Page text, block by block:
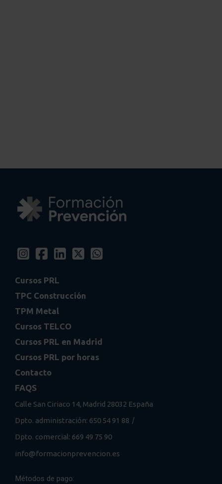
Cursos PRL
TPC Construcción
TPM Metal
Cursos TELCO
Cursos PRL en Madrid
Cursos PRL por horas
Contacto
FAQS
Calle San Ciriaco 14, Madrid 28032 España
Dpto. administración: 650 54 91 88 /
Dpto. comercial: 669 49 75 90
info@formacionprevencion.es
Métodos de pago: